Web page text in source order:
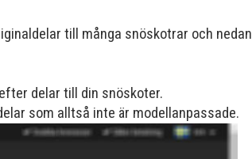
till många snöskotrar och nedan
delar till din snöskoter.
som alltså inte är modellanpassade.